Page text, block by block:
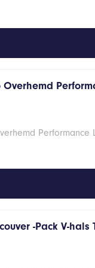
Performance
-Pack V-hals